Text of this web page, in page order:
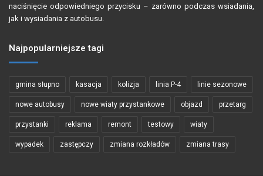
naciśnięcie odpowiedniego przycisku – zarówno podczas wsiadania,
jak i wysiadania z autobusu.
Najpopularniejsze tagi
gmina słupno kasacja kolizja linia P-4 linie sezonowe
nowe autobusy nowe wiaty przystankowe objazd przetarg
przystanki reklama remont testowy wiaty
wypadek zastępczy zmiana rozkładów zmiana trasy